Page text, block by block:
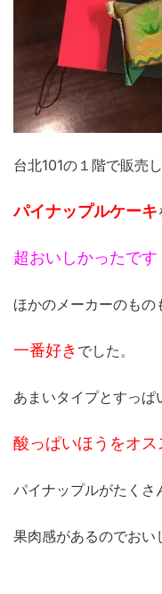
台北101の１階で販売
パイナップルケーキ
超おいしかったです
ほかのメーカーのもの
一番好き でした。
あまいタイプとすっ
酸っぱいほうをオス
パイナップルがたくさ
果肉感があるのでおい